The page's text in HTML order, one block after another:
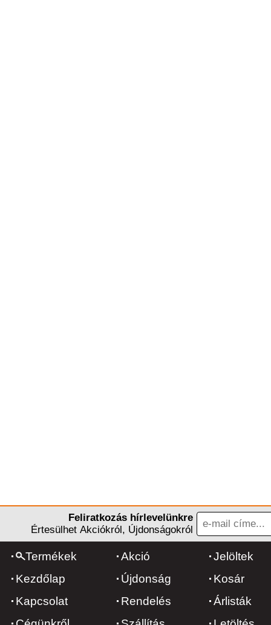
Feliratkozás hírlevelünkre
Értesülhet Akciókról, Újdonságokról
Termékek
Kezdőlap
Kapcsolat
Akció
Újdonság
Rendelés
Jelöltek
Kosár
Árlisták